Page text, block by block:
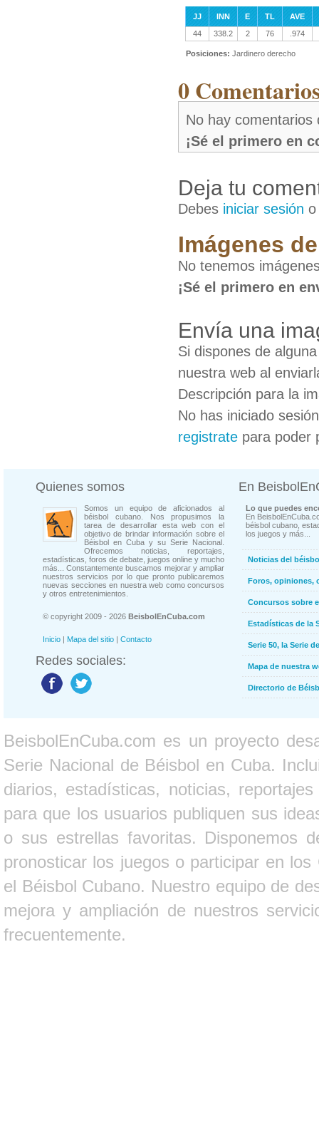
JJ INN E TL
AVE
44
338.2 2 76 .974
Posiciones: Jardinero derecho
0
No hay comentarios
¡Sé el primero en
Deja tu
Debes iniciar sesión
Imágenes
No tenemos
¡Sé el primero en
Envía una
Si dispones de
nuestra web al
Descripción para la
No has iniciado
registrate para poder
Quienes somos
Somos un equipo de aficionados al
béisbol cubano. Nos propusimos la
tarea de desarrollar esta web con el
objetivo de brindar información sobre el
Béisbol en Cuba y su Serie Nacional.
Ofrecemos noticias, reportajes,
estadísticas, foros de debate, juegos online y mucho
más... Constantemente buscamos mejorar y ampliar
nuestros servicios por lo que pronto publicaremos
nuevas secciones en nuestra web como concursos
y otros entretenimientos.
© copyright 2009 - 2026 BeisbolEnCuba.com
Inicio | Mapa del sitio | Contacto
Redes sociales:
En
Lo que puedes
En
béisbol cubano,
los juegos y más...
Noticias del
Foros, opiniones,
Concursos sobre
Estadísticas de la
Serie 50, la Serie
Mapa de nuestra
Directorio de
BeisbolEnCuba.com es un proyecto
Serie Nacional de Béisbol en Cuba.
diarios, estadísticas, noticias,
para que los usuarios publiquen sus
o sus estrellas favoritas. Disponemos
pronosticar los juegos o participar en
el Béisbol Cubano. Nuestro equipo de
mejora y ampliación de nuestros
frecuentemente.